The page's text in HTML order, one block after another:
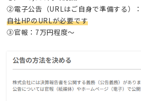
②電子公告（URLはご自身で準備する
自社HPのURLが必要です
③官報：7万円程度～